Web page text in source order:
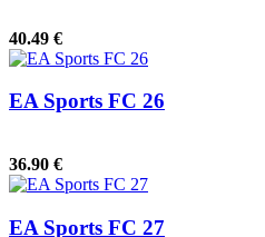
40.49 €
EA Sports FC 26
36.90 €
EA Sports FC 27